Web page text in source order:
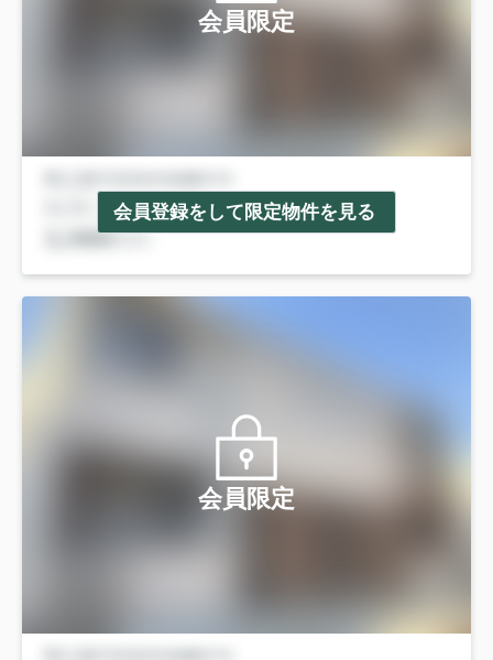
会員限定
会員登録をして限定物件を見る
会員限定